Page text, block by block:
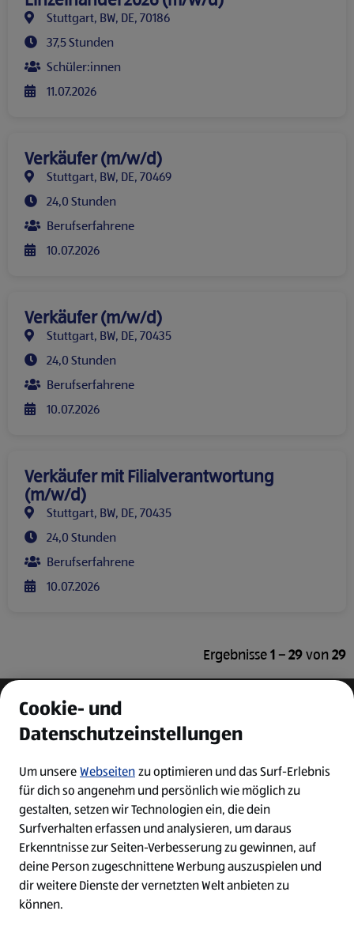
Stuttgart, BW, DE, 70186
37,5 Stunden
Schüler:innen
11.07.2026
Verkäufer (m/w/d)
Stuttgart, BW, DE, 70469
24,0 Stunden
Berufserfahrene
10.07.2026
Verkäufer (m/w/d)
Stuttgart, BW, DE, 70435
24,0 Stunden
Berufserfahrene
10.07.2026
Verkäufer mit Filialverantwortung
(m/w/d)
Stuttgart, BW, DE, 70435
24,0 Stunden
Berufserfahrene
10.07.2026
Ergebnisse1 – 29von29
Ein ausgezeichneter Arbeitgeber
Cookie- und
Datenschutzeinstellungen
Um unsereWebseitenzu optimieren und das Surf-Erlebnis
für dich so angenehm und persönlich wie möglich zu
gestalten, setzen wir Technologien ein, die dein
Surfverhalten erfassen und analysieren, um daraus
Erkenntnisse zur Seiten-Verbesserung zu gewinnen, auf
deine Person zugeschnittene Werbung auszuspielen und
dir weitere Dienste der vernetzten Welt anbieten zu
können.